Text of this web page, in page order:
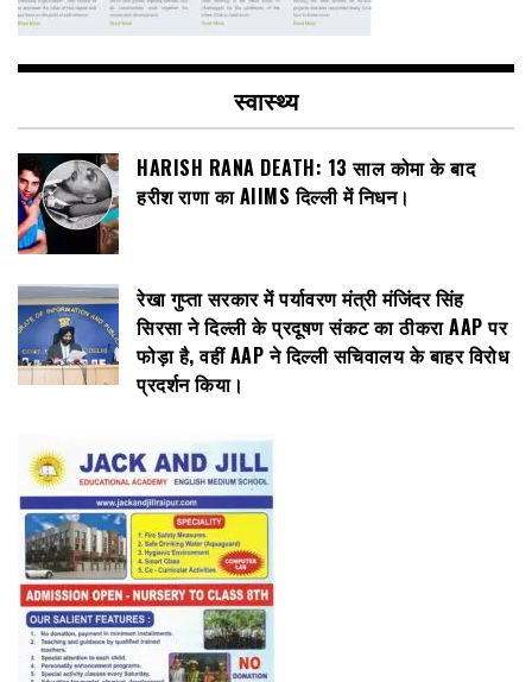
स्वास्थ्य
HARISH RANA DEATH: 13 साल कोमा के बाद
हरीश राणा का AIIMS दिल्ली में निधन।
रेखा गुप्ता सरकार में पर्यावरण मंत्री मंजिंदर सिंह
सिरसा ने दिल्ली के प्रदूषण संकट का ठीकरा AAP पर
फोड़ा है, वहीं AAP ने दिल्ली सचिवालय के बाहर विरोध
प्रदर्शन किया।